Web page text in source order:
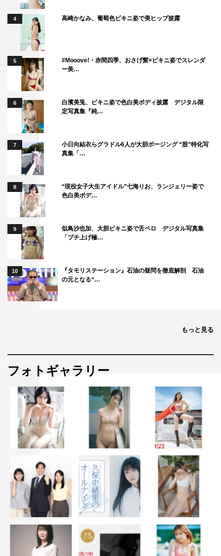
すね。終わっちゃうな～って。でも『シャンフロ』の世界
ってゴールが見えなさ過ぎるんです！ “七つの最強種”と
呼ばれるユニークモンスターがいるけど、出会うことすら
できないレアさなんです。人気ゲームなのに、まだ誰も見
たことがないモンスターがいる……っていうだけで、まだ
まだ終わらない感じがしてワクワクしますよね。私もこん
なゲームをしたいなって思いました。
「原作からそのまま飛び出してきたかのよ
うな声で、視聴者としてもワクワクしまし
た」
◆ゲーム好きの和氣さんから見て、主人公サンラクのすご
まずメンタルがすごいです。もともとがクソゲーマニア
ームとかをやっているんですね。世の中にクソゲーという
言葉があるということは、実際にそういうゲームがあるわ
けで、私ならバグがひどかったりしたらショックを受ける
し、もうやらない！ ってなるけど、サンラクはそこで離
です。そのメンタルがすごいし、ゲーム上達のコツなんだ
ろうなと思ったので、私はまだまだ足りないな～って思い
ました。でもサンラクは、かなりドMなんだと思います
（笑）。
◆和氣さんは、ヴァイスアッシュが好きだとおっしゃられ
ていましたが、今好きなキャラクターというと？
4 高崎かなみ、葡萄色ビキニ姿で美ヒップ披露
5
#Mooove!・赤間四季、おさげ髪×ビキニ姿でスレンダ
ー美…
6
白濱美兎、ビキニ姿で色白美ボディ披露 デジタル限
定写真集『純…
7
小日向結衣らグラドル6人が大胆ポージング “股”特化写
真集「…
8
“現役女子大生アイドル”七海りお、ランジェリー姿で
色白美ボデ…
9
似鳥沙也加、大胆ビキニ姿で舌ペロ デジタル写真集
「ブチ上げ極…
10
『タモリステーション』石油の疑問を徹底解剖 石油
の元となる“…
もっと見る
フォトギャラリー